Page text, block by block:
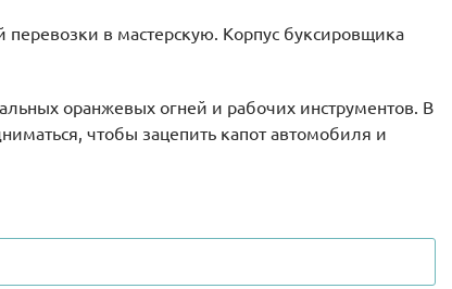
в мастерскую. Корпус буксировщика
оранжевых огней и рабочих инструментов. В
чтобы зацепить капот автомобиля и
стёклами.